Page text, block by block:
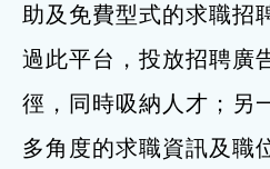
特別服務項目
最新消息
服務單位及聯絡
助及免費型式的求職招
過此平台，投放招聘廣
徑，同時吸納人才；另
多角度的求職資訊及職